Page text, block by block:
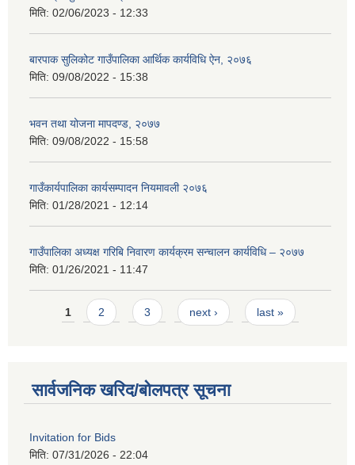
मिति: 02/06/2023 - 12:33
बारपाक सुलिकोट गाउँपालिका आर्थिक कार्यविधि ऐन, २०७६
मिति: 09/08/2022 - 15:38
भवन तथा योजना मापदण्ड, २०७७
मिति: 09/08/2022 - 15:58
गाउँकार्यपालिका कार्यसम्पादन नियमावली २०७६
मिति: 01/28/2021 - 12:14
गाउँपालिका अध्यक्ष गरिबि निवारण कार्यक्रम सन्चालन कार्यविधि – २०७७
मिति: 01/26/2021 - 11:47
Pages
1 2 3 next › last »
सार्वजनिक खरिद/बोलपत्र सूचना
Invitation for Bids
मिति: 07/31/2026 - 22:04